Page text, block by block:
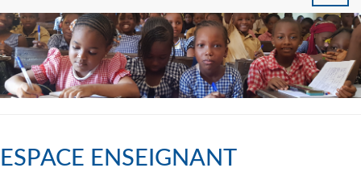
ESPACE ENSEIGNANT